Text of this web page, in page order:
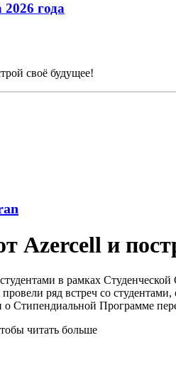
2026 года
своё будущее!
Azercell и
в рамках
провели ряд встреч со
Программе
читать больше